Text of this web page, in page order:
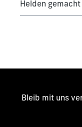
Helden
Bleib mit uns